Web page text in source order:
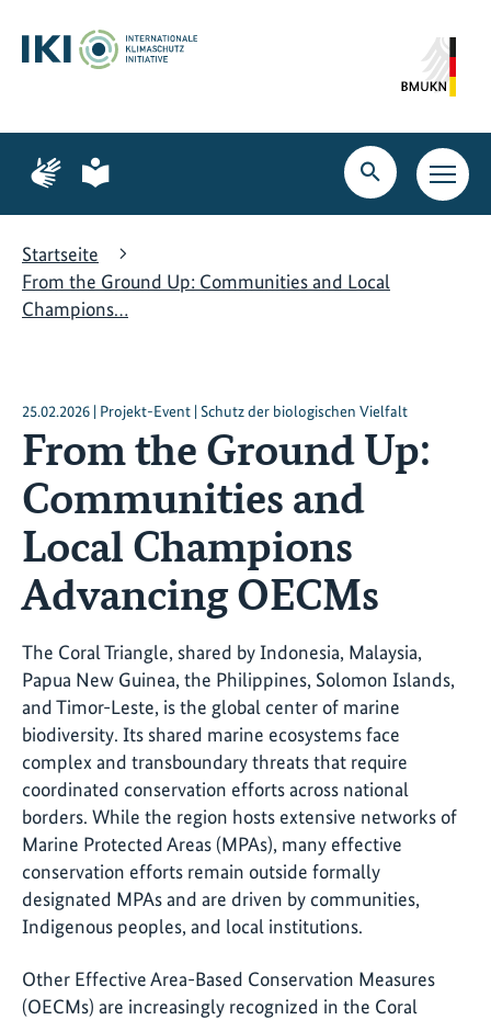
Hauptinhalt
springen
Suche
springen
Hauptnavigation
springen
Zur
Seite
Gebärdensprache
Zur
Seite
leichte
Suche
öffnen
Startseite
From the Ground Up: Communities and Local
Champions…
25.02.2026 | Projekt-Event | Schutz der biologischen Vielfalt
From the Ground Up:
Communities and
Local Champions
Advancing OECMs
The Coral Triangle, shared by Indonesia, Malaysia,
Papua New Guinea, the Philippines, Solomon Islands,
and Timor-Leste, is the global center of marine
biodiversity. Its shared marine ecosystems face
complex and transboundary threats that require
coordinated conservation efforts across national
borders. While the region hosts extensive networks of
Marine Protected Areas (MPAs), many effective
conservation efforts remain outside formally
designated MPAs and are driven by communities,
Indigenous peoples, and local institutions.
Other Effective Area-Based Conservation Measures
(OECMs) are increasingly recognized in the Coral